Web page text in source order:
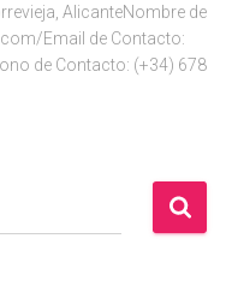
AlicanteNombre de
Email de Contacto:
de Contacto: (+34) 678